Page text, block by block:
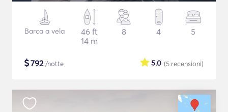
Barca a vela
46 ft
14 m
8 4 5
$792/notte (5 recensioni)
5.0